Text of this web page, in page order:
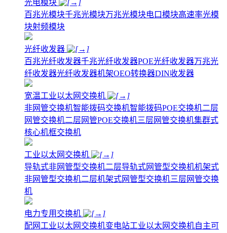
光电模块
百兆光模块千兆光模块万兆光模块电口模块高速率光模
块射频模块
光纤收发器
百兆光纤收发器千兆光纤收发器POE光纤收发器万兆光
纤收发器光纤收发器机架OEO转换器DIN收发器
宽温工业以太网交换机
非网管交换机智能拨码交换机智能拨码POE交换机二层
网管交换机二层网管POE交换机三层网管交换机集群式
核心机框交换机
工业以太网交换机
导轨式非网管型交换机二层导轨式网管型交换机机架式
非网管型交换机二层机架式网管型交换机三层网管交换
机
电力专用交换机
配网工业以太网交换机变电站工业以太网交换机自主可